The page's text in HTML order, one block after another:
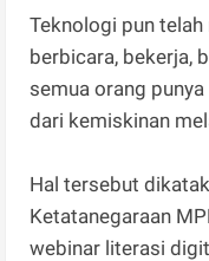
Teknologi pun
berbicara, bekerja,
semua orang
dari kemiskinan
Hal tersebut
Ketatanegaraan
webinar literasi